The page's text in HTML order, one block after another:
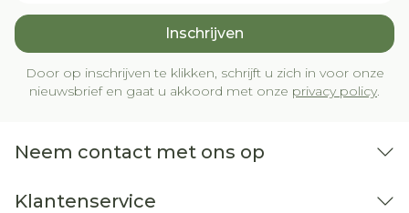
Inschrijven
Door op inschrijven te klikken, schrijft u zich in voor onze
nieuwsbrief en gaat u akkoord met onze privacy policy.
Neem contact met ons op
Klantenservice